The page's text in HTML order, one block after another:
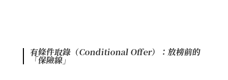
有條件取錄（Conditional Offer）：放榜前的
「保險線」